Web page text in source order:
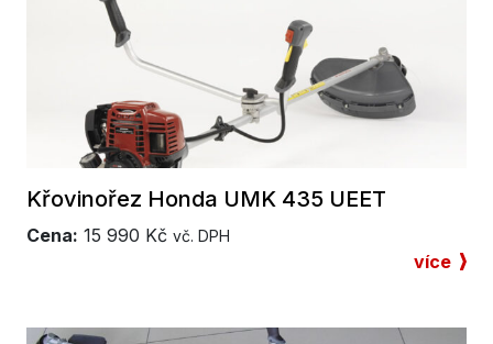
Křovinořez Honda UMK 435 UEET
Cena: 15 990 Kč vč. DPH
více